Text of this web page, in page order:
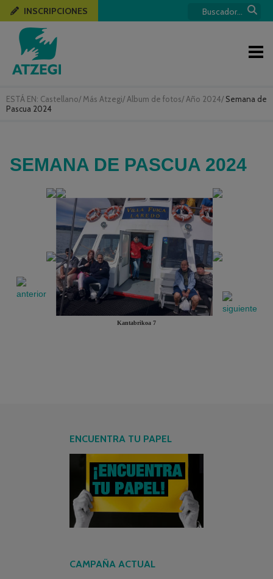
ESTÁ EN: Castellano/ Más Atzegi/ Album de fotos/ Año 2024/ Semana de
Pascua 2024
INSCRIPCIONES
SEMANA DE PASCUA 2024
Kantabrikoa 7
ENCUENTRA TU PAPEL
CAMPAÑA ACTUAL